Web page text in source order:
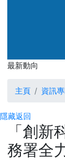
最新動向
最新動
主頁 資訊
隱藏返回
「創
務署全